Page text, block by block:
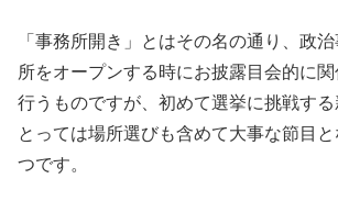
「事務所開き」とはその名の通り、政
所をオープンする時にお披露目会的に
行うものですが、初めて選挙に挑戦す
とっては場所選びも含めて大事な節目
つです。